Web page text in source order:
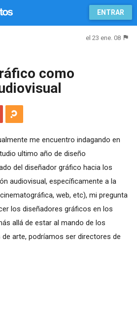
ENTRAR
el 23 ene. 08
como
me encuentro indagando en
ultimo año de diseño
del diseñador gráfico hacia los
audiovisual, específicamente a la
web, etc), mi pregunta
los diseñadores gráficos en los
allá de estar al mando de los
arte, podríamos ser directores de